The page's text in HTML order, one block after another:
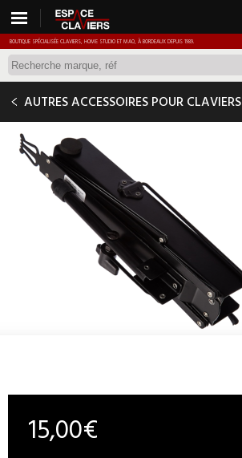
BOUTIQUE SPÉCIALISÉE CLAVIERS, HOME STUDIO ET MAO, À BORDEAUX DEPUIS 1989.
AUTRES ACCESSOIRES POUR CLAVIERS
GEWA PUPITRE
15,00€